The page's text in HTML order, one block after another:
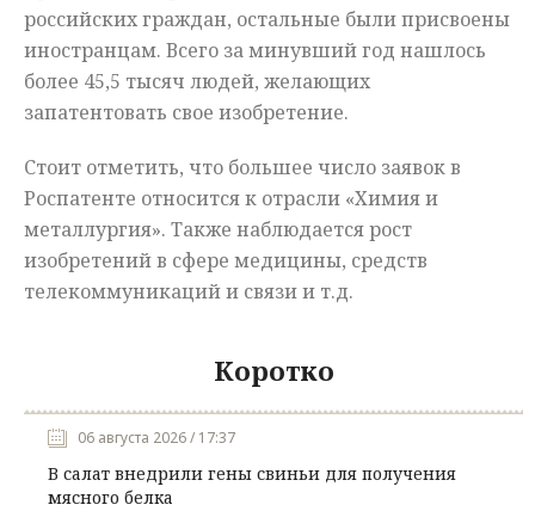
российских граждан, остальные были присвоены
иностранцам. Всего за минувший год нашлось
более 45,5 тысяч людей, желающих
запатентовать свое изобретение.
Стоит отметить, что большее число заявок в
Роспатенте относится к отрасли «Химия и
металлургия». Также наблюдается рост
изобретений в сфере медицины, средств
телекоммуникаций и связи и т.д.
Коротко
06 августа 2026 / 17:37
В салат внедрили гены свиньи для получения
мясного белка